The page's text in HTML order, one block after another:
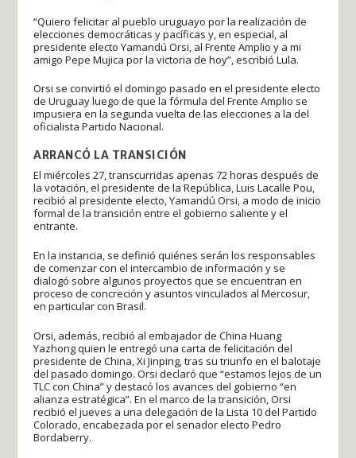
“Quiero felicitar al pueblo uruguayo por la realización de
elecciones democráticas y pacíficas y, en especial, al
presidente electo Yamandú Orsi, al Frente Amplio y a mi
amigo Pepe Mujica por la victoria de hoy”, escribió Lula.
Orsi se convirtió el domingo pasado en el presidente electo
de Uruguay luego de que la fórmula del Frente Amplio se
impusiera en la segunda vuelta de las elecciones a la del
oficialista Partido Nacional.
ARRANCÓ LA TRANSICIÓN
El miércoles 27, transcurridas apenas 72 horas después de
la votación, el presidente de la República, Luis Lacalle Pou,
recibió al presidente electo, Yamandú Orsi, a modo de inicio
formal de la transición entre el gobierno saliente y el
entrante.
En la instancia, se definió quiénes serán los responsables
de comenzar con el intercambio de información y se
dialogó sobre algunos proyectos que se encuentran en
proceso de concreción y asuntos vinculados al Mercosur,
en particular con Brasil.
Orsi, además, recibió al embajador de China Huang
Yazhong quien le entregó una carta de felicitación del
presidente de China, Xi Jinping, tras su triunfo en el balotaje
del pasado domingo. Orsi declaró que “estamos lejos de un
TLC con China” y destacó los avances del gobierno “en
alianza estratégica”. En el marco de la transición, Orsi
recibió el jueves a una delegación de la Lista 10 del Partido
Colorado, encabezada por el senador electo Pedro
Bordaberry.